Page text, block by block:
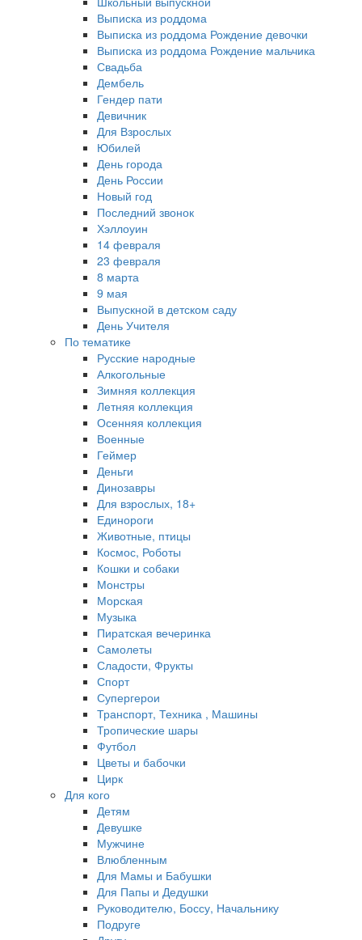
Выписка из роддома
Выписка из роддома Рождение девочки
Выписка из роддома Рождение мальчика
Свадьба
Дембель
Гендер пати
Девичник
Для Взрослых
Юбилей
День города
День России
Новый год
Последний звонок
Хэллоуин
14 февраля
23 февраля
8 марта
9 мая
Выпускной в детском саду
День Учителя
По тематике
Русские народные
Алкогольные
Зимняя коллекция
Летняя коллекция
Осенняя коллекция
Военные
Геймер
Деньги
Динозавры
Для взрослых, 18+
Единороги
Животные, птицы
Космос, Роботы
Кошки и собаки
Монстры
Морская
Музыка
Пиратская вечеринка
Самолеты
Сладости, Фрукты
Спорт
Супергерои
Транспорт, Техника , Машины
Тропические шары
Футбол
Цветы и бабочки
Цирк
Для кого
Детям
Девушке
Мужчине
Влюбленным
Для Мамы и Бабушки
Для Папы и Дедушки
Руководителю, Боссу, Начальнику
Подруге